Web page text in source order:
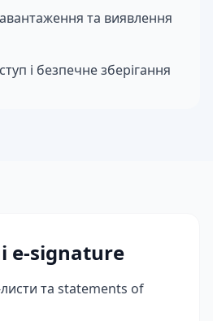
та виявлення
і безпечне зберігання
e‑signature
та statements of